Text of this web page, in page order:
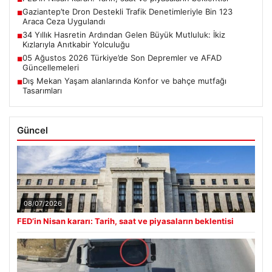
■Gaziantep’te Dron Destekli Trafik Denetimleriyle Bin 123
Araca Ceza Uygulandı
■34 Yıllık Hasretin Ardından Gelen Büyük Mutluluk: İkiz
Kızlarıyla Anıtkabir Yolculuğu
■05 Ağustos 2026 Türkiye’de Son Depremler ve AFAD
Güncellemeleri
■Dış Mekan Yaşam alanlarında Konfor ve bahçe mutfağı
Tasarımları
Güncel
08/07/2026
FED’in Nisan kararı: Tarih, saat ve piyasaların beklentisi